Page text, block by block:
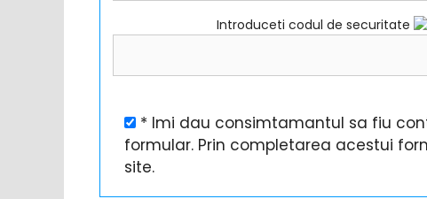
Introduceti codul de securitate
* Imi dau consimtamantul sa fiu
formular. Prin completarea acestui
site.